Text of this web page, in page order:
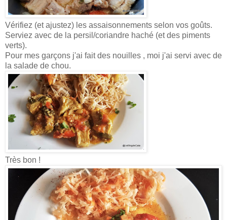
Vérifiez (et ajustez) les assaisonnements selon vos goûts.
Serviez avec de la persil/coriandre haché (et des piments
verts).
Pour mes garçons j'ai fait des nouilles , moi j'ai servi avec de
la salade de chou.
Très bon !